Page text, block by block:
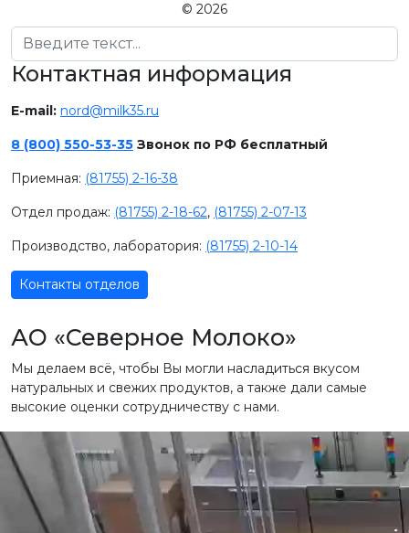
© 2026
Поиск
Контактная информация
E-mail: nord@milk35.ru
8 (800) 550-53-35 Звонок по РФ бесплатный
Приемная: (81755) 2-16-38
Отдел продаж: (81755) 2-18-62, (81755) 2-07-13
Производство, лаборатория: (81755) 2-10-14
Контакты отделов
АО «Северное Молоко»
Мы делаем всё, чтобы Вы могли насладиться вкусом
натуральных и свежих продуктов, а также дали самые
высокие оценки сотрудничеству с нами.